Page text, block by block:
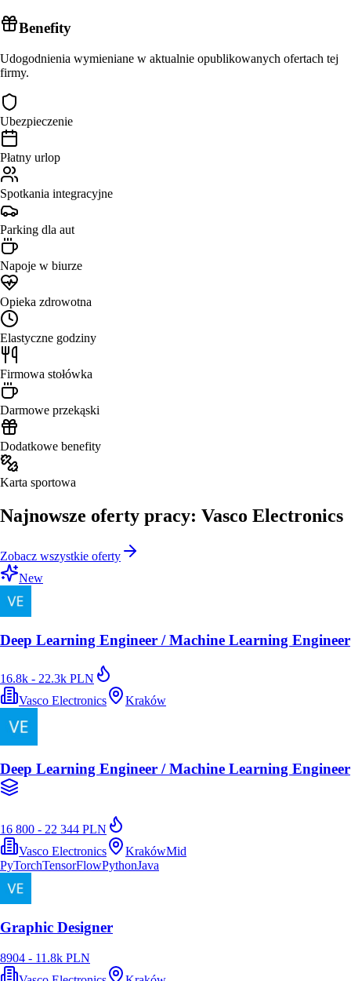
Benefity
Udogodnienia wymieniane w aktualnie opublikowanych ofertach tej
firmy.
Ubezpieczenie
Płatny urlop
Spotkania integracyjne
Parking dla aut
Napoje w biurze
Opieka zdrowotna
Elastyczne godziny
Firmowa stołówka
Darmowe przekąski
Dodatkowe benefity
Karta sportowa
Najnowsze oferty pracy: Vasco Electronics
Zobacz wszystkie oferty
New
Deep Learning Engineer / Machine Learning Engineer
16.8k - 22.3k PLN
Vasco Electronics
Kraków
Deep Learning Engineer / Machine Learning Engineer
16 800 - 22 344 PLN
Vasco Electronics
KrakówMid
PyTorchTensorFlowPythonJava
Graphic Designer
8904 - 11.8k PLN